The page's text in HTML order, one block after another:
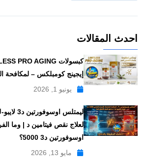
احدث المقالات
إيجينج كومبلكس – لمكافحة
يونيو 1, 2026
لعلاج نقص فيتامين د | وما
اوسوفورتين د3 5000؟
مايو 13, 2026